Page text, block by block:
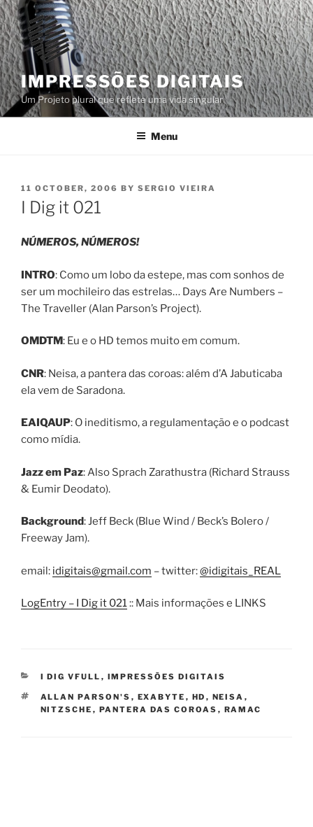
Skip
to
content
IMPRESSÕES DIGITAIS
Um Projeto plural que reflete uma vida singular
Menu
POSTED
ON
11 OCTOBER, 2006 BY SERGIO VIEIRA
I Dig it 021
NÚMEROS, NÚMEROS!
INTRO: Como um lobo da estepe, mas com sonhos de
ser um mochileiro das estrelas… Days Are Numbers –
The Traveller (Alan Parson’s Project).
OMDTM: Eu e o HD temos muito em comum.
CNR: Neisa, a pantera das coroas: além d’A Jabuticaba
ela vem de Saradona.
EAIQAUP: O ineditismo, a regulamentação e o podcast
como mídia.
Jazz em Paz: Also Sprach Zarathustra (Richard Strauss
& Eumir Deodato).
Background: Jeff Beck (Blue Wind / Beck’s Bolero /
Freeway Jam).
email: idigitais@gmail.com – twitter:@idigitais_REAL
LogEntry – I Dig it 021:: Mais informações e LINKS
CATEGORIES
I DIG VFULL , IMPRESSÕES DIGITAIS
TAGS
ALLAN PARSON'S , EXABYTE , HD , NEISA ,
NITZSCHE , PANTERA DAS COROAS , RAMAC